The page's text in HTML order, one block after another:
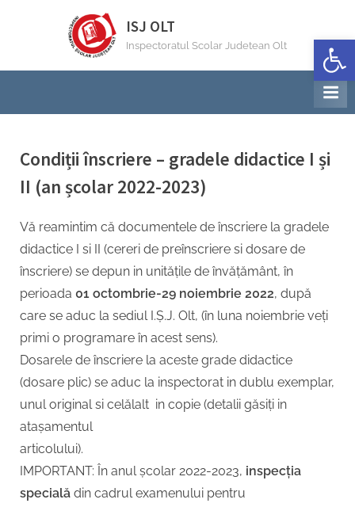
ISJ OLT
Inspectoratul Scolar Judetean Olt
Condiții înscriere – gradele didactice I și
II (an școlar 2022-2023)
on
03/10/2022
Dezvoltarea resurselor umane Inspector
Vă reamintim că documentele de înscriere la gradele
didactice I si II (cereri de preînscriere si dosare de
înscriere) se depun in unitățile de învățământ, în
perioada 01 octombrie-29 noiembrie 2022, după
care se aduc la sediul I.Ș.J. Olt, (în luna noiembrie veți
primi o programare în acest sens).
Dosarele de înscriere la aceste grade didactice
(dosare plic) se aduc la inspectorat in dublu exemplar,
unul original si celălalt in copie (detalii găsiți in
atașamentul
articolului).
IMPORTANT: În anul școlar 2022-2023, inspecția
specială din cadrul examenului pentru